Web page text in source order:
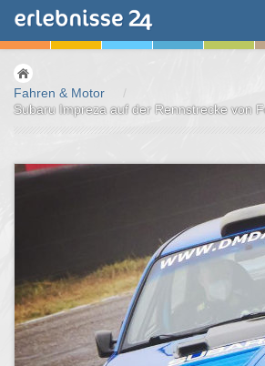
Fahren & Motor
/
Subaru Impreza auf der Rennstrecke von